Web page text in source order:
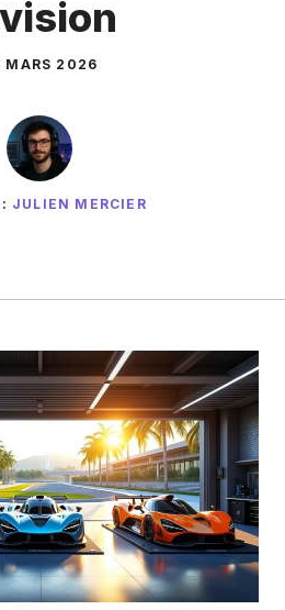
MARS 2026
JULIEN MERCIER